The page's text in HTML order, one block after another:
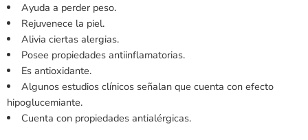
Ayuda a perder peso.
Rejuvenece la piel.
Alivia ciertas alergias.
Posee propiedades antiinflamatorias.
Es antioxidante.
Algunos estudios clínicos señalan que cuenta con efecto
hipoglucemiante.
Cuenta con propiedades antialérgicas.